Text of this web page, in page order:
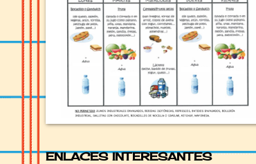
ENLACES INTERESANTES